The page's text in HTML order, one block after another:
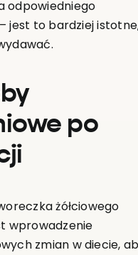
odpowiedniego
jest to bardziej
po
żółciowego
wprowadzenie
zmian w diecie,